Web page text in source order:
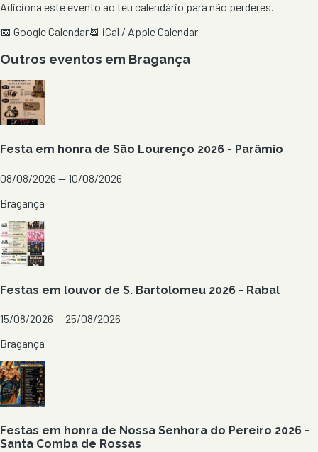
Adiciona este evento ao teu calendário para não perderes.
📅 Google Calendar📆 iCal / Apple Calendar
Outros eventos em Bragança
Festa em honra de São Lourenço 2026 - Parâmio
08/08/2026 — 10/08/2026
Bragança
Festas em louvor de S. Bartolomeu 2026 - Rabal
15/08/2026 — 25/08/2026
Bragança
Festas em honra de Nossa Senhora do Pereiro 2026 -
Santa Comba de Rossas